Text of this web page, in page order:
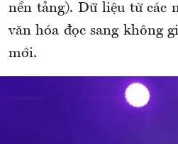
nền tảng). Dữ liệu từ các
văn hóa đọc sang không
mới.